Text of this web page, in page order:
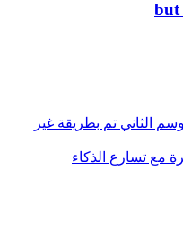
but
الثاني تم بطريقة غير
مع تسارع الذكاء